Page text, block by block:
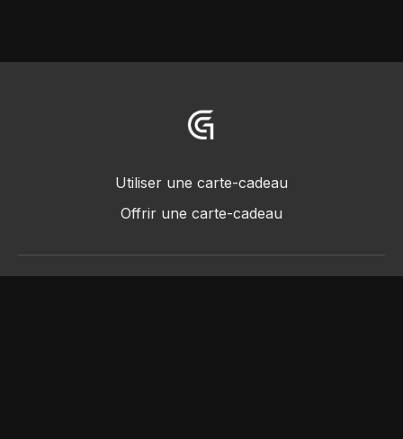
Utiliser une carte-cadeau
Offrir une carte-cadeau